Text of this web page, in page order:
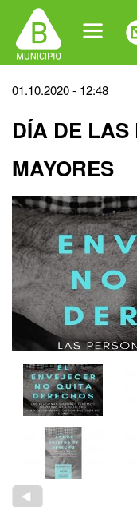
navigation
Back
top
01.10.2020 - 12:48
DÍA DE LAS
MAYORES